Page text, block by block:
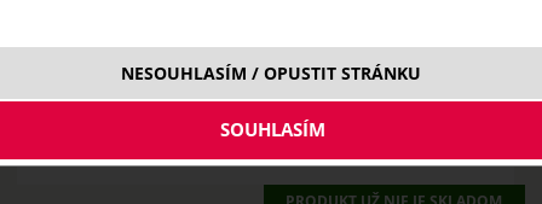
NESOUHLASÍM / OPUSTIT STRÁNKU